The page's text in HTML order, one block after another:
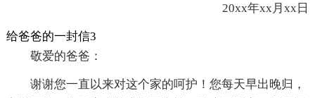
20xx年xx月xx日
给爸爸的一封信3
敬爱的爸爸：
谢谢您一直以来对这个家的呵护！您每天早出晚归，